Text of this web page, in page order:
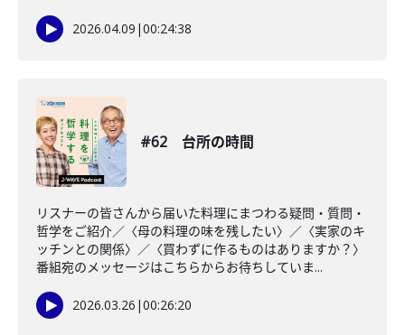
2026.04.09 |00:24:38
#62 台所の時間
リスナーの皆さんから届いた料理にまつわる疑問・質問・
哲学をご紹介／〈母の料理の味を残したい〉／〈実家のキ
ッチンとの関係〉／〈買わずに作るものはありますか？〉
番組宛のメッセージはこちらからお待ちしていま...
2026.03.26 |00:26:20